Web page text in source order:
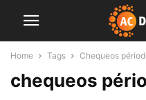
Home Tags Chequeos
chequeos